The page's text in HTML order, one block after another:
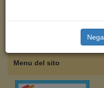
Menu del sito